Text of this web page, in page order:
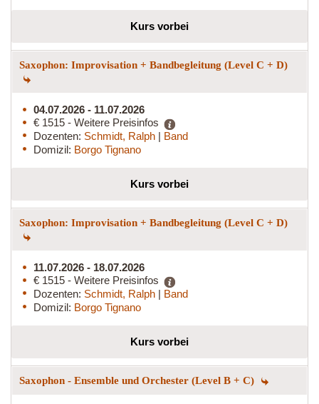
Kurs vorbei
Saxophon: Improvisation + Bandbegleitung (Level C + D)
04.07.2026 - 11.07.2026
€ 1515 - Weitere Preisinfos
Dozenten: Schmidt, Ralph | Band
Domizil: Borgo Tignano
Kurs vorbei
Saxophon: Improvisation + Bandbegleitung (Level C + D)
11.07.2026 - 18.07.2026
€ 1515 - Weitere Preisinfos
Dozenten: Schmidt, Ralph | Band
Domizil: Borgo Tignano
Kurs vorbei
Saxophon - Ensemble und Orchester (Level B + C)